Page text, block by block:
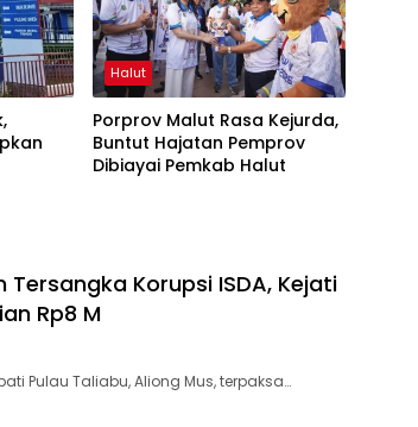
Halut
Porprov Malut Rasa Kejurda,
Buntut Hajatan Pemprov
Dibiayai Pemkab Halut
Korupsi ISDA, Kejati
Rp8 M
Pulau Taliabu, Aliong Mus, terpaksa…